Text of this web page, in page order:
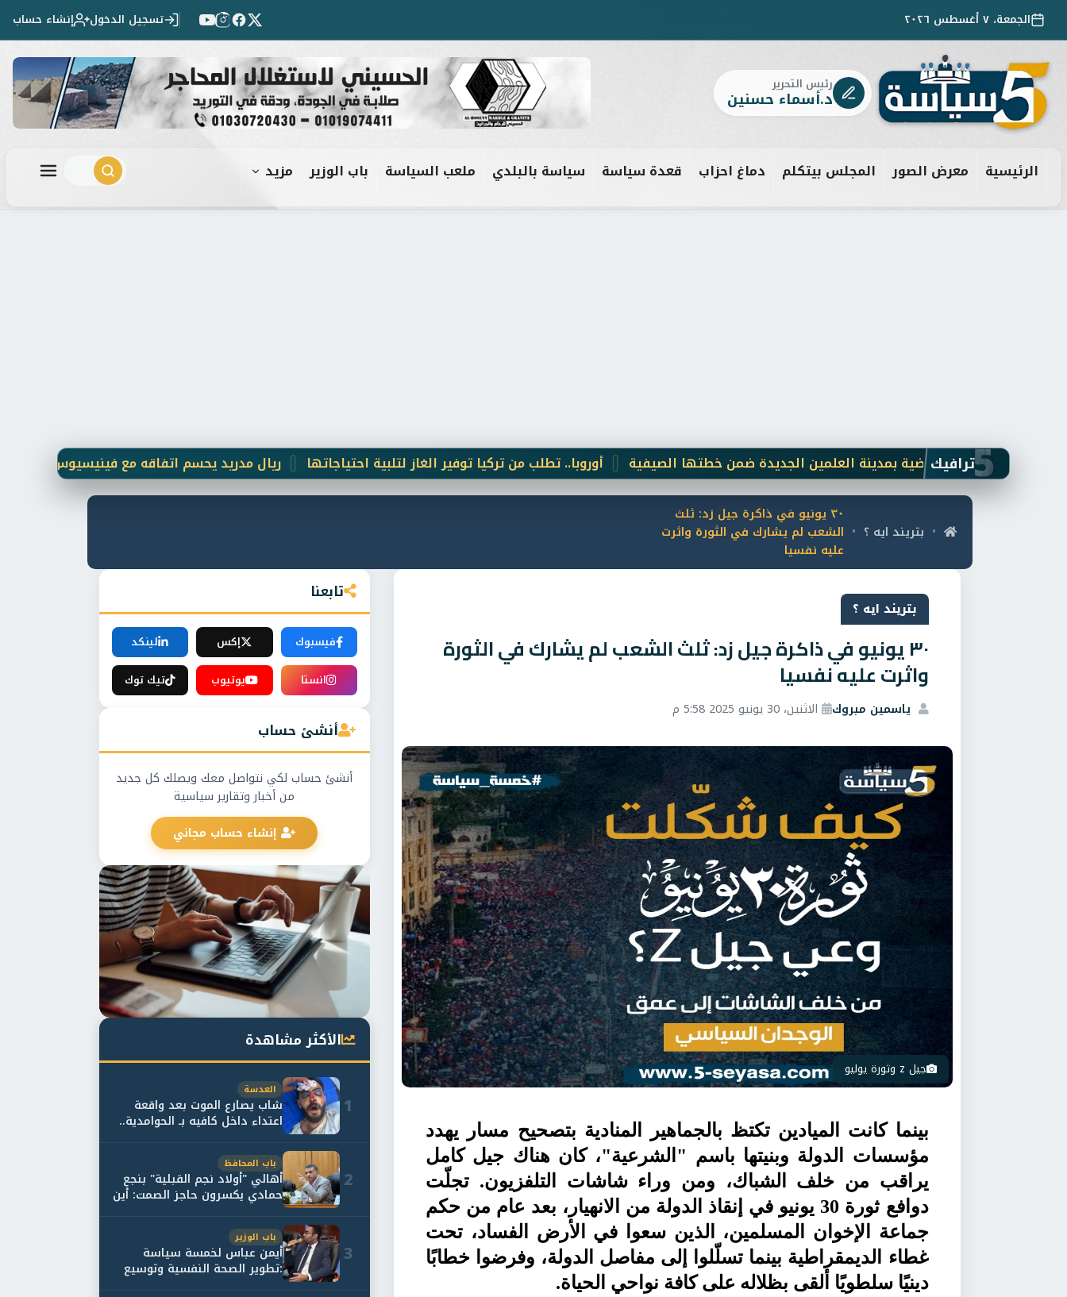
الجمعة، ٧ أغسطس ٢٠٢٦ تسجيل الدخول إنشاء حساب
رئيس التحرير
د.أسماء حسنين
الرئيسية معرض الصور المجلس بيتكلم دماغ احزاب قعدة سياسة سياسة بالبلدي ملعب السياسة باب الوزير مزيد
5ترافيك ريال مدريد يحسم اتفاقه مع فينيسيوس جونيور حتى 2031 أوروبا.. تطلب من تركيا توفير الغاز لتلبية احتياجاتها الأنشطة الرياضية بمدينة العلمين الجديدة ضمن خطتها الصيفية
• بتريند ايه ؟ •
٣٠ يونيو في ذاكرة جيل زد: ثلث
الشعب لم يشارك في الثورة واثرت
عليه نفسيا
بتريند ايه ؟
٣٠ يونيو في ذاكرة جيل زد: ثلث الشعب لم يشارك في الثورة
واثرت عليه نفسيا
ياسمين مبروك الاثنين، 30 يونيو 2025 5:58 م
جيل z وثورة يوليو
بينما كانت الميادين تكتظ بالجماهير المنادية بتصحيح مسار يهدد
مؤسسات الدولة وبنيتها باسم "الشرعية"، كان هناك جيل كامل
يراقب من خلف الشباك، ومن وراء شاشات التلفزيون. تجلّت
دوافع ثورة 30 يونيو في إنقاذ الدولة من الانهيار، بعد عام من حكم
جماعة الإخوان المسلمين، الذين سعوا في الأرض الفساد، تحت
غطاء الديمقراطية بينما تسلّلوا إلى مفاصل الدولة، وفرضوا خطابًا
دينيًا سلطويًا ألقى بظلاله على كافة نواحي الحياة.
تابعنا
فيسبوك إكس
لينكد
انستا
يوتيوب تيك توك
أنشئ حساب
أنشئ حساب لكي نتواصل معك ويصلك كل جديد
من أخبار وتقارير سياسية
إنشاء حساب مجاني
الأكثر مشاهدة
1
العدسة
شاب يصارع الموت بعد واقعة
اعتداء داخل كافيه بـ الحوامدية..
وأسرته...
2
باب المحافظ
أهالي "أولاد نجم القبلية" بنجع
حمادي يكسرون حاجز الصمت: أين
حقيقة...
3
باب الوزير
أيمن عباس لخمسة سياسة
:تطوير الصحة النفسية وتوسيع
خدمات العلاج و...